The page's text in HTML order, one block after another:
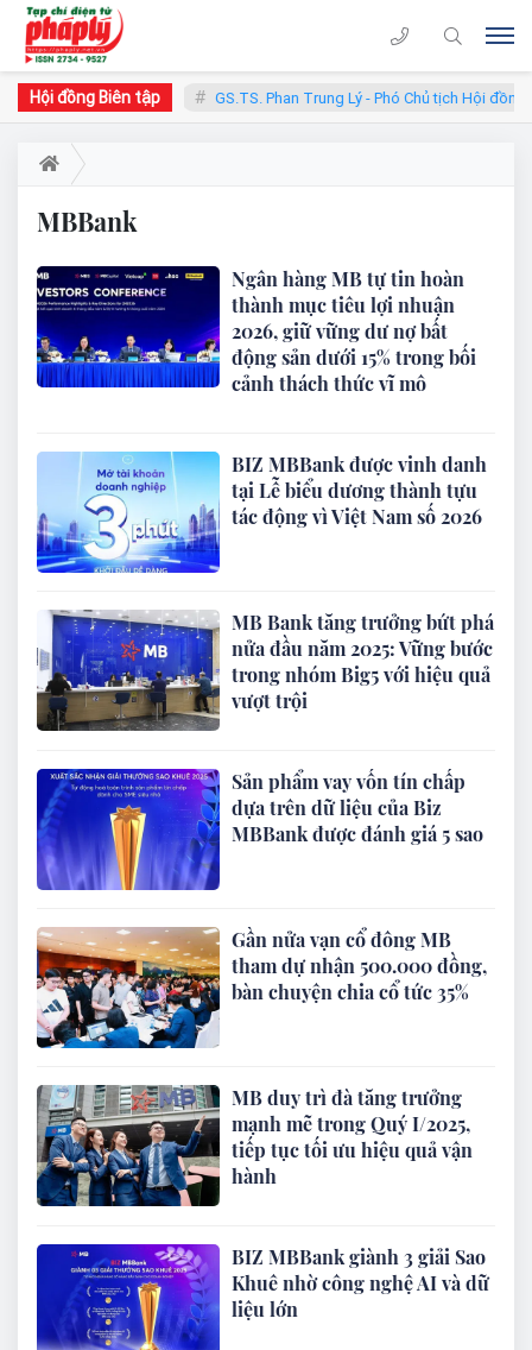
Hội đồng Biên tập
tịch Hội đồng GS.TS. Phan Trung Lý - Phó Chủ tịch Hội đồng
MBBank
Ngân hàng MB tự tin hoàn
thành mục tiêu lợi nhuận
2026, giữ vững dư nợ bất
động sản dưới 15% trong bối
cảnh thách thức vĩ mô
BIZ MBBank được vinh danh
tại Lễ biểu dương thành tựu
tác động vì Việt Nam số 2026
MB Bank tăng trưởng bứt phá
nửa đầu năm 2025: Vững bước
trong nhóm Big5 với hiệu quả
vượt trội
Sản phẩm vay vốn tín chấp
dựa trên dữ liệu của Biz
MBBank được đánh giá 5 sao
Gần nửa vạn cổ đông MB
tham dự nhận 500.000 đồng,
bàn chuyện chia cổ tức 35%
MB duy trì đà tăng trưởng
mạnh mẽ trong Quý I/2025,
tiếp tục tối ưu hiệu quả vận
hành
BIZ MBBank giành 3 giải Sao
Khuê nhờ công nghệ AI và dữ
liệu lớn